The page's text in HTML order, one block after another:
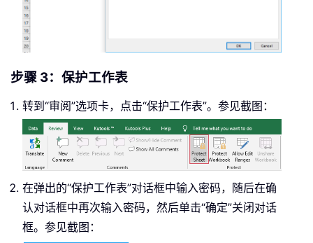
步骤 3：保护工作表
转到“审阅”选项卡，点击“保护工作表”。参见截图：
在弹出的“保护工作表”对话框中输入密码，随后在确
认对话框中再次输入密码，然后单击“确定”关闭对话
框。参见截图：